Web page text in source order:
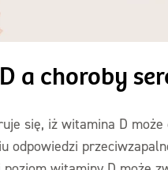
a choroby
się, iż witamina D
odpowiedzi